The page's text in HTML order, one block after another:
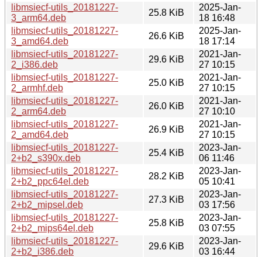
libmsiecf-utils_20181227-
3_arm64.deb
25.8 KiB
2025-Jan-
18 16:48
libmsiecf-utils_20181227-
3_amd64.deb
26.6 KiB
2025-Jan-
18 17:14
libmsiecf-utils_20181227-
2_i386.deb
29.6 KiB
2021-Jan-
27 10:15
libmsiecf-utils_20181227-
2_armhf.deb
25.0 KiB
2021-Jan-
27 10:15
libmsiecf-utils_20181227-
2_arm64.deb
26.0 KiB
2021-Jan-
27 10:10
libmsiecf-utils_20181227-
2_amd64.deb
26.9 KiB
2021-Jan-
27 10:15
libmsiecf-utils_20181227-
2+b2_s390x.deb
25.4 KiB
2023-Jan-
06 11:46
libmsiecf-utils_20181227-
2+b2_ppc64el.deb
28.2 KiB
2023-Jan-
05 10:41
libmsiecf-utils_20181227-
2+b2_mipsel.deb
27.3 KiB
2023-Jan-
03 17:56
libmsiecf-utils_20181227-
2+b2_mips64el.deb
25.8 KiB
2023-Jan-
03 07:55
libmsiecf-utils_20181227-
2+b2_i386.deb
29.6 KiB
2023-Jan-
03 16:44